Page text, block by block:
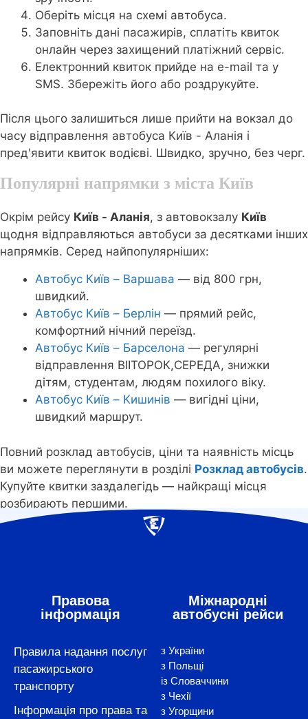
Оберіть місця на схемі автобуса.
Заповніть дані пасажирів, сплатіть квиток
онлайн через захищений платіжний сервіс.
Електронний квиток прийде на e-mail та у
SMS. Збережіть його або роздрукуйте.
Після цього залишиться лише прийти на вокзал до
часу відправлення автобуса Київ - Аланія і
пред'явити квиток водієві. Швидко, зручно, без черг.
Популярні напрямки з міста Київ
Окрім рейсу Київ - Аланія, з автовокзалу Київ
щодня відправляються автобуси за десятками інших
напрямків. Серед найпопулярніших:
Автобус Київ – Варшава — від 800 грн,
швидкий.
Автобус Київ – Берлін — прямий рейс,
комфортний нічний переїзд.
Автобус Київ – Барселона — регулярні
відправлення ВІІТОРОК,СЕРЕДА, знижки
дітям, студентам, людям похилого віку.
Автобус Київ – Кишинів — вигідні ціни,
швидкий маршрут.
Повний розклад автобусів, ціни та наявність місць
ви можете переглянути в розділі Розклад автобусів.
Купуйте квитки заздалегідь — найкращі місця
розбирають першими.
Правова
інформація
Правила надання послуг
пасажирського
транспорту
Інформація про права та
Міжнародні
автобусні рейси
з України
з Польщі
із Словаччини
з Чехії
з Угорщини